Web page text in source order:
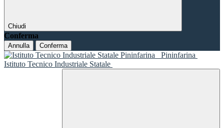
Chiudi
Conferma
Annulla Conferma
Pininfarina
Istituto Tecnico Industriale Statale